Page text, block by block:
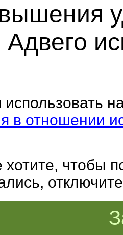
Адвего
в отношении
чтобы